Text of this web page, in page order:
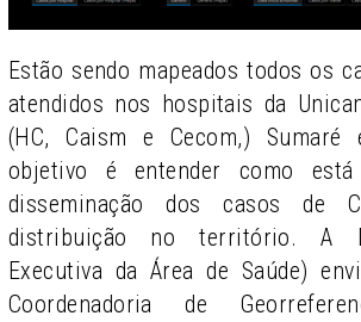
Estão sendo mapeados todos os
atendidos nos hospitais da
(HC, Caism e Cecom,) Sumaré
objetivo é entender como está
disseminação dos casos de
distribuição no território. A
Executiva da Área de Saúde)
Coordenadoria de